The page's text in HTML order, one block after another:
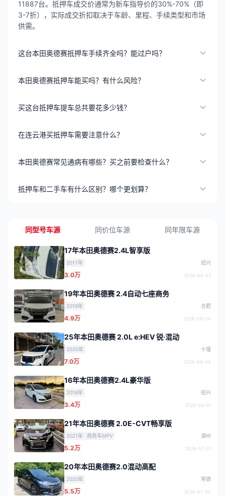
11887台。抵押车成交价通常为新车指导价的30%-70%（即
3-7折），实际成交折扣取决于车龄、里程、手续类型和市场
供需。
这台本田奥德赛抵押车手续齐全吗？能过户吗？
本田奥德赛抵押车能买吗？有什么风险？
买这台抵押车提车总共要花多少钱？
在连云港买抵押车需要注意什么？
本田奥德赛常见通病有哪些？买之前要检查什么？
抵押车和二手车有什么区别？哪个更划算？
同型号车源 同价位车源 同年限车源
17年本田奥德赛2.4L智享版
2017年 绍兴
3.0万 2026-08-07
19年本田奥德赛 2.4自动七座商务
2019年 合肥
4.9万 2026-08-04
25年本田奥德赛 2.0L e:HEV 锐·混动
2025年 十堰
7.0万 2026-08-04
16年本田奥德赛2.4L豪华版
2016年 绍兴
3.4万 2026-08-01
21年本田奥德赛 2.0E-CVT畅享版
2021年 商务车MPV 湖州
5.2万 2026-07-31
20年本田奥德赛2.0混动高配
2020年 常德
5.5万 2026-07-30